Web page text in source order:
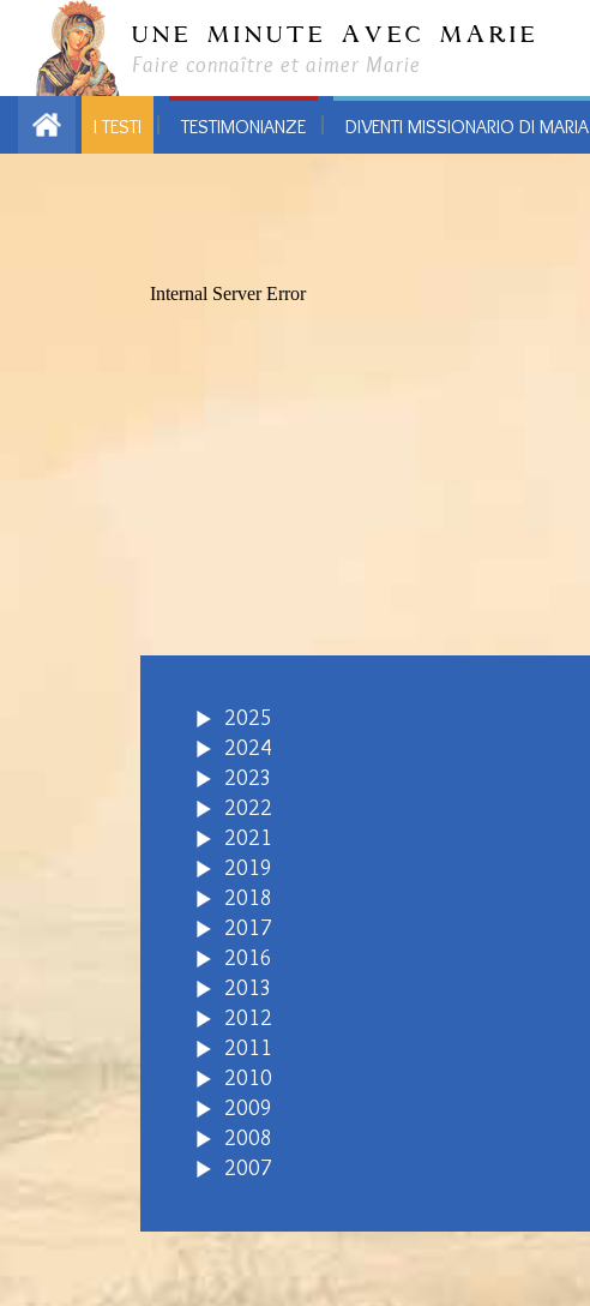
UNE MINUTE AVEC MARIE
Faire connaître et aimer Marie
I TESTI TESTIMONIANZE DIVENTI MISSIONARIO DI MARIA
2025
2024
2023
2022
2021
2019
2018
2017
2016
2013
2012
2011
2010
2009
2008
2007